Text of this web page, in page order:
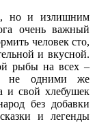
но и излишним
очень важный
человек сто,
и вкусной.
рыбы на всех –
не одними же
и свой хлебушек
без добавки
и легенды